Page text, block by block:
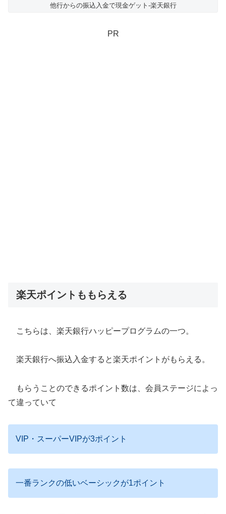
他行からの振込入金で現金ゲット-楽天銀行
PR
楽天ポイントももらえる
こちらは、楽天銀行ハッピープログラムの一つ。
楽天銀行へ振込入金すると楽天ポイントがもらえる。
もらうことのできるポイント数は、会員ステージによっ
て違っていて
VIP・スーパーVIPが3ポイント
一番ランクの低いベーシックが1ポイント